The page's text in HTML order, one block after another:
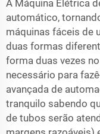
A Máquina Elétrica
automático,
máquinas fáceis de
duas formas
forma duas vezes
necessário para
avançada de
tranquilo sabendo
de tubos serão